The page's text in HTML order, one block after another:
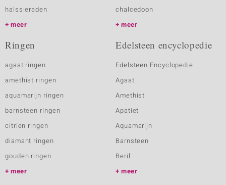
halssieraden
meer
chalcedoon
meer
Ringen
agaat ringen
amethist ringen
aquamarijn ringen
barnsteen ringen
citrien ringen
diamant ringen
gouden ringen
meer
Edelsteen encyclopedie
Edelsteen Encyclopedie
Agaat
Amethist
Apatiet
Aquamarijn
Barnsteen
Beril
meer